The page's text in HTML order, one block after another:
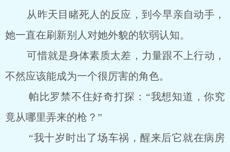
从昨天目睹死人的反应，到今早亲自动手，
她一直在刷新别人对她外貌的软弱认知。
可惜就是身体素质太差，力量跟不上行动，
不然应该能成为一个很厉害的角色。
帕比罗禁不住好奇打探：“我想知道，你究
竟从哪里弄来的枪？”
“我十岁时出了场车祸，醒来后它就在病房